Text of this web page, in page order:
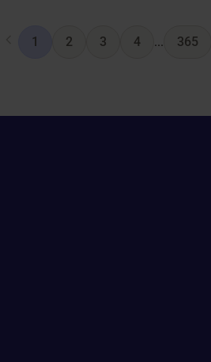
1 2 3 4 ... 365